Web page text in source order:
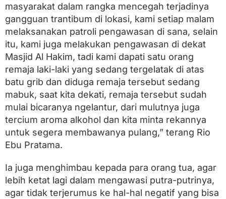
masyarakat dalam rangka mencegah terjadinya
gangguan trantibum di lokasi, kami setiap malam
melaksanakan patroli pengawasan di sana, selain
itu, kami juga melakukan pengawasan di dekat
Masjid Al Hakim, tadi kami dapati satu orang
remaja laki-laki yang sedang tergelatak di atas
batu grib dan diduga remaja tersebut sedang
mabuk, saat kita dekati, remaja tersebut sudah
mulai bicaranya ngelantur, dari mulutnya juga
tercium aroma alkohol dan kita minta rekannya
untuk segera membawanya pulang,” terang Rio
Ebu Pratama.
Ia juga menghimbau kepada para orang tua, agar
lebih ketat lagi dalam mengawasi putra-putrinya,
agar tidak terjerumus ke hal-hal negatif yang bisa